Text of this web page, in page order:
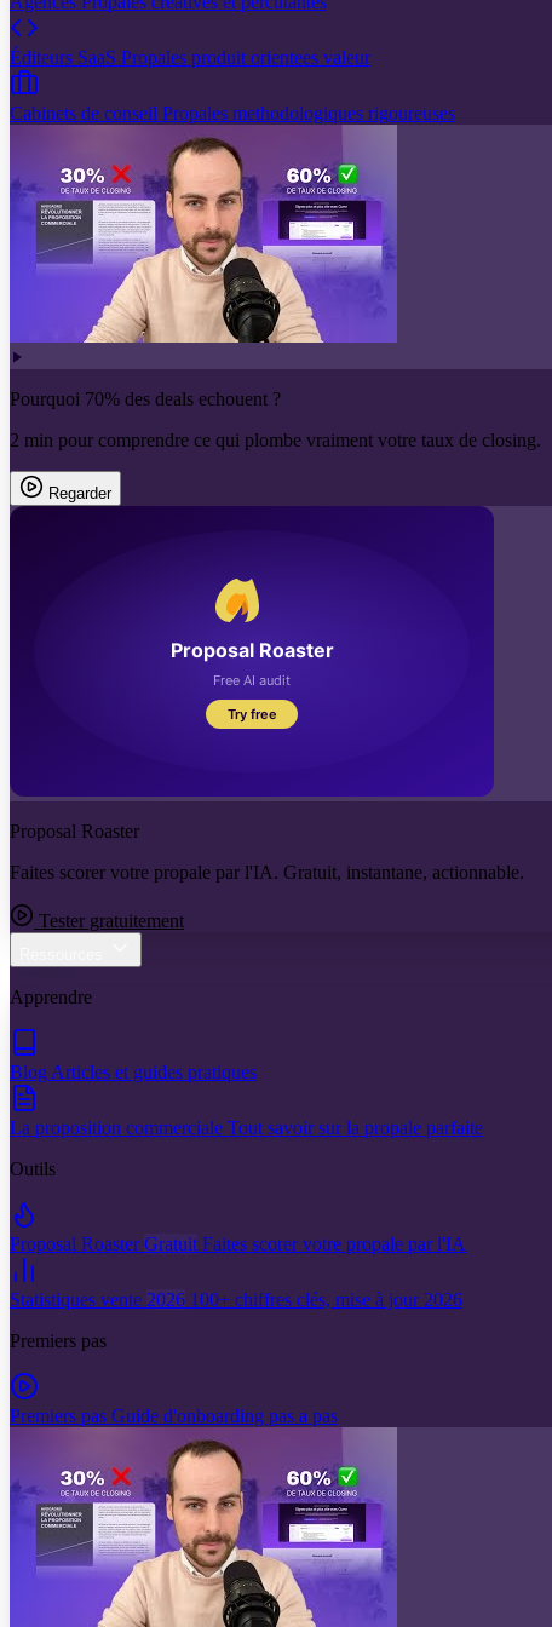
Éditeurs SaaS Propales produit orientees valeur
Cabinets de conseil Propales methodologiques rigoureuses
Pourquoi 70% des deals echouent ?
2 min pour comprendre ce qui plombe vraiment votre taux de closing.
Regarder
Proposal Roaster
Faites scorer votre propale par l'IA. Gratuit, instantane, actionnable.
Tester gratuitement
Apprendre
Blog Articles et guides pratiques
La proposition commerciale Tout savoir sur la propale parfaite
Outils
Proposal RoasterGratuit Faites scorer votre propale par l'IA
Statistiques vente 2026 100+ chiffres clés, mise à jour 2026
Premiers pas
Premiers pas Guide d'onboarding pas a pas